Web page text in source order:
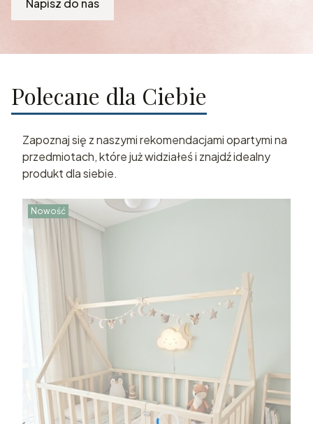
Napisz do nas
Polecane dla Ciebie
Zapoznaj się z naszymi rekomendacjami opartymi na
przedmiotach, które już widziałeś i znajdź idealny
produkt dla siebie.
Nowość